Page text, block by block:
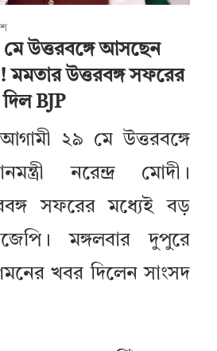
উত্তরবঙ্গে আসছেন
মমতার উত্তরবঙ্গ সফরের
BJP
আগামী ২৯ মে উত্তরবঙ্গে
নরেন্দ্র মোদী।
সফরের মধ্যেই বড়
মঙ্গলবার দুপুরে
খবর দিলেন সাংসদ